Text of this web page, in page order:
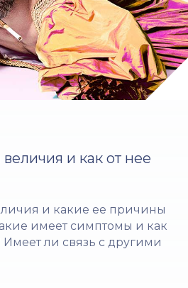
и как от нее
и какие ее причины
имеет симптомы и как
Имеет ли связь с другими